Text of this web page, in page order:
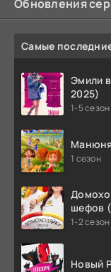
Обновления
Самые
Эмили
2025)
1-5 сезон
1 сезон
шефов
1-2 сезон
Новый